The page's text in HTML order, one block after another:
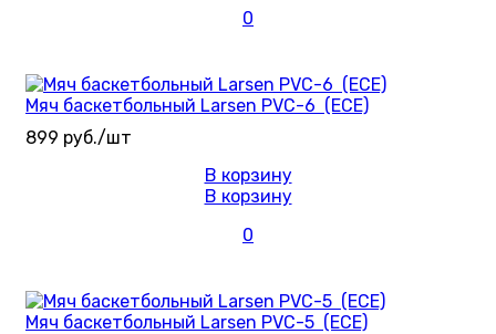
0
Мяч баскетбольный Larsen PVC-6 (ECE)
899 руб./шт
В корзину
В корзину
0
Мяч баскетбольный Larsen PVC-5 (ECE)